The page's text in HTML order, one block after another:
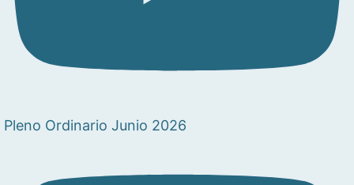
Pleno Ordinario Junio 2026